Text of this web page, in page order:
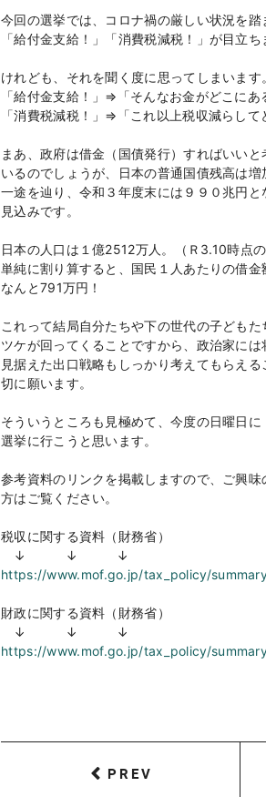
今回の選挙では、コロナ禍の厳しい状況を踏
「給付金支給！」「消費税減税！」が目立ち
けれども、それを聞く度に思ってしまいます。
「給付金支給！」⇒「そんなお金がどこにあ
「消費税減税！」⇒「これ以上税収減らして
まあ、政府は借金（国債発行）すればいいと
いるのでしょうが、日本の普通国債残高は増
一途を辿り、令和３年度末には９９０兆円と
見込みです。
日本の人口は１億2512万人。（Ｒ 3.10時点の
単純に割り算すると、国民１人あたりの借金
なんと791万円！
これって結局自分たちや下の世代の子どもた
ツケが回ってくることですから、政治家には
見据えた出口戦略もしっかり考えてもらえる
切に願います。
そういうところも見極めて、今度の日曜日に
選挙に行こうと思います。
参考資料のリンクを掲載しますので、ご興味
方はご覧ください。
税収に関する資料（財務省）
↓ ↓ ↓
https://www.mof.go.jp/tax_policy/
財政に関する資料（財務省）
↓ ↓ ↓
https://www.mof.go.jp/tax_policy/
PREV